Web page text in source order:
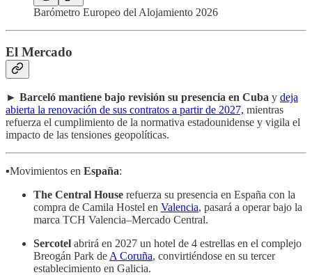
Barómetro Europeo del Alojamiento 2026
El Mercado
► Barceló mantiene bajo revisión su presencia en Cuba y deja
abierta la renovación de sus contratos a partir de 2027, mientras
refuerza el cumplimiento de la normativa estadounidense y vigila el
impacto de las tensiones geopolíticas.
▪️Movimientos en España:
The Central House refuerza su presencia en España con la
compra de Camila Hostel en Valencia, pasará a operar bajo la
marca TCH Valencia–Mercado Central.
Sercotel abrirá en 2027 un hotel de 4 estrellas en el complejo
Breogán Park de A Coruña, convirtiéndose en su tercer
establecimiento en Galicia.